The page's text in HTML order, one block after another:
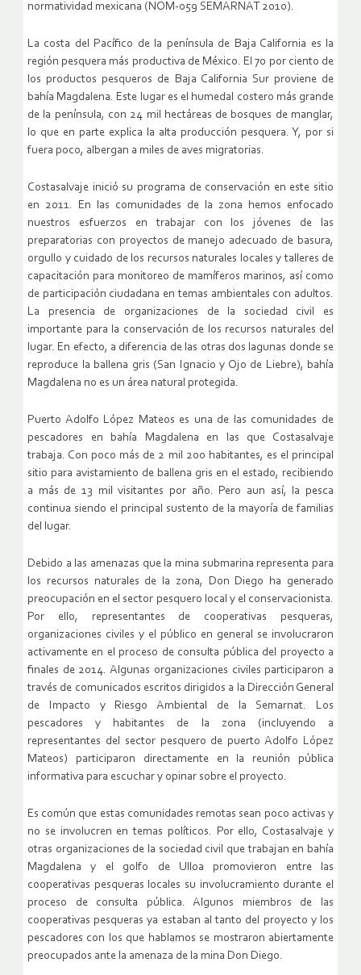
normatividad mexicana (NOM-059 SEMARNAT 2010).
La costa del Pacífico de la península de Baja California es la
región pesquera más productiva de México. El 70 por ciento de
los productos pesqueros de Baja California Sur proviene de
bahía Magdalena. Este lugar es el humedal costero más grande
de la península, con 24 mil hectáreas de bosques de manglar,
lo que en parte explica la alta producción pesquera. Y, por si
fuera poco, albergan a miles de aves migratorias.
Costasalvaje inició su programa de conservación en este sitio
en 2011. En las comunidades de la zona hemos enfocado
nuestros esfuerzos en trabajar con los jóvenes de las
preparatorias con proyectos de manejo adecuado de basura,
orgullo y cuidado de los recursos naturales locales y talleres de
capacitación para monitoreo de mamíferos marinos, así como
de participación ciudadana en temas ambientales con adultos.
La presencia de organizaciones de la sociedad civil es
importante para la conservación de los recursos naturales del
lugar. En efecto, a diferencia de las otras dos lagunas donde se
reproduce la ballena gris (San Ignacio y Ojo de Liebre), bahía
Magdalena no es un área natural protegida.
Puerto Adolfo López Mateos es una de las comunidades de
pescadores en bahía Magdalena en las que Costasalvaje
trabaja. Con poco más de 2 mil 200 habitantes, es el principal
sitio para avistamiento de ballena gris en el estado, recibiendo
a más de 13 mil visitantes por año. Pero aun así, la pesca
continua siendo el principal sustento de la mayoría de familias
del lugar.
Debido a las amenazas que la mina submarina representa para
los recursos naturales de la zona, Don Diego ha generado
preocupación en el sector pesquero local y el conservacionista.
Por ello, representantes de cooperativas pesqueras,
organizaciones civiles y el público en general se involucraron
activamente en el proceso de consulta pública del proyecto a
finales de 2014. Algunas organizaciones civiles participaron a
través de comunicados escritos dirigidos a la Dirección General
de Impacto y Riesgo Ambiental de la Semarnat. Los
pescadores y habitantes de la zona (incluyendo a
representantes del sector pesquero de puerto Adolfo López
Mateos) participaron directamente en la reunión pública
informativa para escuchar y opinar sobre el proyecto.
Es común que estas comunidades remotas sean poco activas y
no se involucren en temas políticos. Por ello, Costasalvaje y
otras organizaciones de la sociedad civil que trabajan en bahía
Magdalena y el golfo de Ulloa promovieron entre las
cooperativas pesqueras locales su involucramiento durante el
proceso de consulta pública. Algunos miembros de las
cooperativas pesqueras ya estaban al tanto del proyecto y los
pescadores con los que hablamos se mostraron abiertamente
preocupados ante la amenaza de la mina Don Diego.